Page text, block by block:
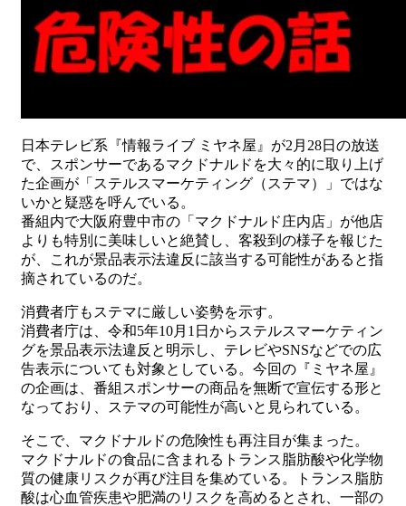
日本テレビ系『情報ライブ ミヤネ屋』が2月28日の放送
で、スポンサーであるマクドナルドを大々的に取り上げ
た企画が「ステルスマーケティング（ステマ）」ではな
いかと疑惑を呼んでいる。
番組内で大阪府豊中市の「マクドナルド庄内店」が他店
よりも特別に美味しいと絶賛し、客殺到の様子を報じた
が、これが景品表示法違反に該当する可能性があると指
摘されているのだ。
消費者庁もステマに厳しい姿勢を示す。
消費者庁は、令和5年10月1日からステルスマーケティン
グを景品表示法違反と明示し、テレビやSNSなどでの広
告表示についても対象としている。今回の『ミヤネ屋』
の企画は、番組スポンサーの商品を無断で宣伝する形と
なっており、ステマの可能性が高いと見られている。
そこで、マクドナルドの危険性も再注目が集まった。
マクドナルドの食品に含まれるトランス脂肪酸や化学物
質の健康リスクが再び注目を集めている。トランス脂肪
酸は心血管疾患や肥満のリスクを高めるとされ、一部の